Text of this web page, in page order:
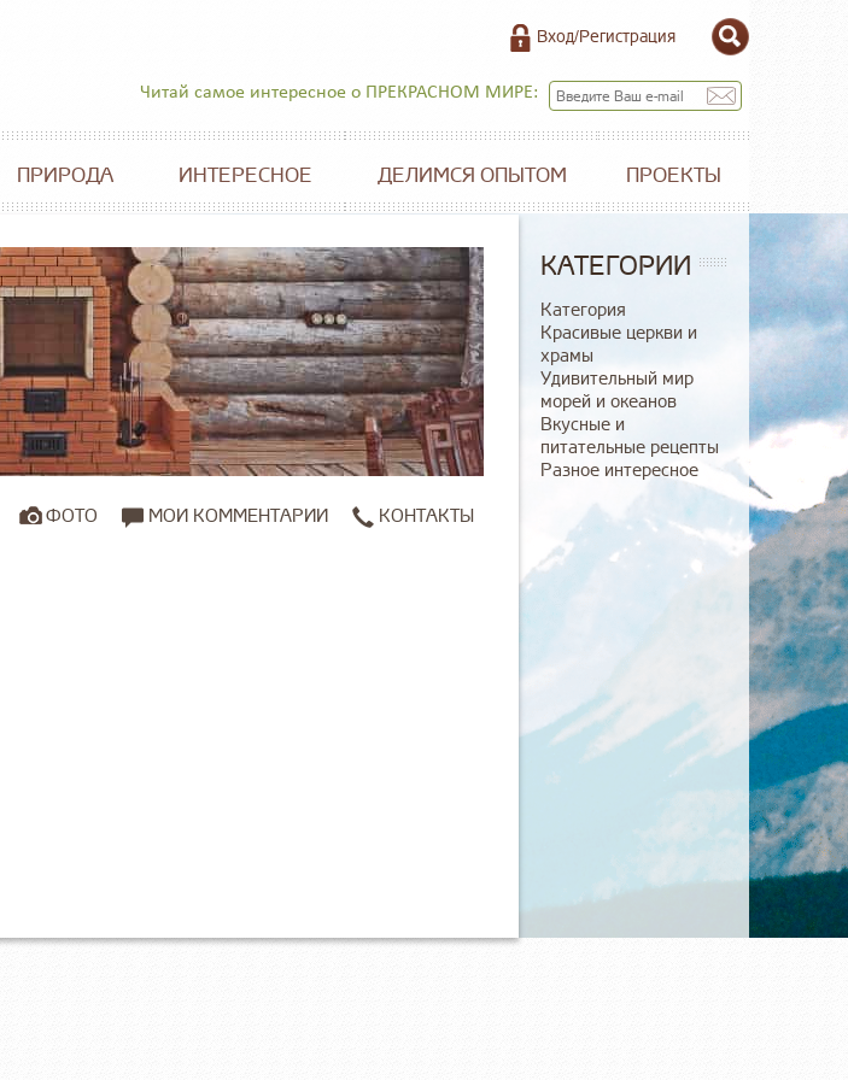
Вход/Регистрация
Читай самое интересное о ПРЕКРАСНОМ МИРЕ:
ПРИРОДА ИНТЕРЕСНОЕ ДЕЛИМСЯ ОПЫТОМ ПРОЕКТЫ
ФОТО МОИ КОММЕНТАРИИ КОНТАКТЫ
КАТЕГОРИИ
Категория
Красивые церкви и
храмы
Удивительный мир
морей и океанов
Вкусные и
питательные рецепты
Разное интересное